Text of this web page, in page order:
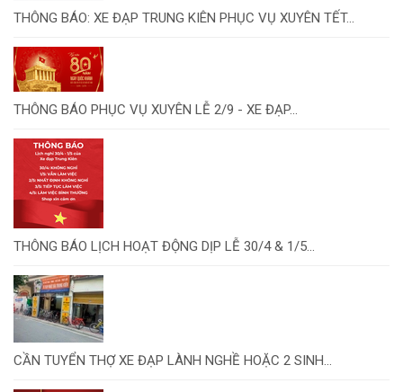
THÔNG BÁO: XE ĐẠP TRUNG KIÊN PHỤC VỤ XUYÊN TẾT...
THÔNG BÁO PHỤC VỤ XUYÊN LỄ 2/9 - XE ĐẠP...
THÔNG BÁO LỊCH HOẠT ĐỘNG DỊP LỄ 30/4 & 1/5...
CẦN TUYỂN THỢ XE ĐẠP LÀNH NGHỀ HOẶC 2 SINH...